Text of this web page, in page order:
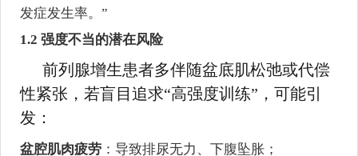
发症发生率。”
1.2 强度不当的潜在风险
前列腺增生患者多伴随盆底肌松弛或代偿
性紧张，若盲目追求“高强度训练”，可能引
发：
盆腔肌肉疲劳 ：导致排尿无力、下腹坠胀；